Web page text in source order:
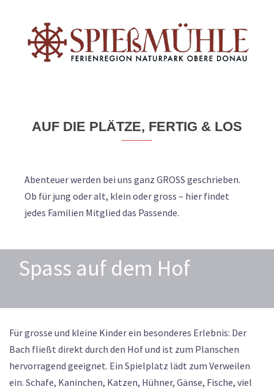
AUF DIE PLÄTZE, FERTIG & LOS
Abenteuer werden bei uns ganz GROSS geschrieben.
Ob für jung oder alt, klein oder gross – hier findet
jedes Familien Mitglied das Passende.
Spass auf dem Hof
Für grosse und kleine Kinder ein besonderes Erlebnis: Der
Bach fließt direkt durch den Hof und ist zum Planschen
hervorragend geeignet. Ein Spielplatz lädt zum Verweilen
ein. Schafe, Kaninchen, Katzen, Hühner, Gänse, Fische, viel